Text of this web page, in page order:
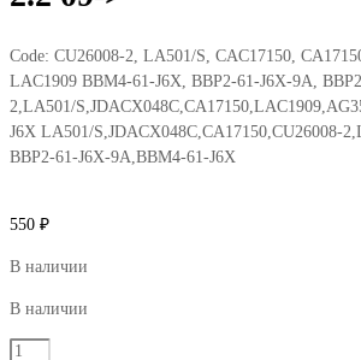
Code: CU26008-2, LA501/S, CAC17150,
LAC1909 BBM4-61-J6X, BBP2-61-J6X-9A,
2,LA501/
J6X LA501/S,JDACX048C,CA17150,CU26008-
BBP2-61-J6X-9A,BBM4-61-J6X
550 ₽
В наличии
В наличии
Количество